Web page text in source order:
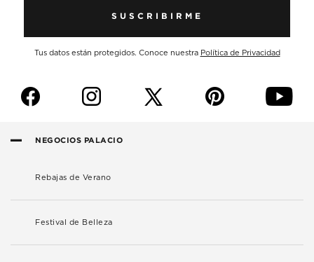
SUSCRIBIRME
Tus datos están protegidos. Conoce nuestra Política de Privacidad
f i p y
NEGOCIOS PALACIO
Rebajas de Verano
Festival de Belleza